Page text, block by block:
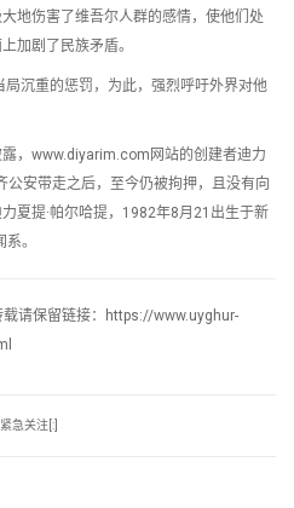
地伤害了维吾尔人群的感情，使他们处
加剧了民族矛盾。
局沉重的惩罚，为此，强烈呼吁外界对他
，www.diyarim.com网站的创建者迪力
公安带走之后，至今仍被拘押，且没有向
夏提·帕尔哈提，1982年8月21出生于新
。
请保留链接：https://www.uyghur-
急关注[:]